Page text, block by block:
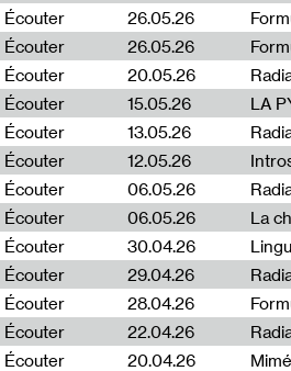
Écouter
26.05.26
Écouter
26.05.26
Écouter
20.05.26
Écouter
15.05.26 LA
Écouter
13.05.26
Écouter
12.05.26
Écouter
06.05.26
Écouter
06.05.26 La
Écouter
30.04.26
Écouter
29.04.26
Écouter
28.04.26
Écouter
22.04.26
Écouter
20.04.26